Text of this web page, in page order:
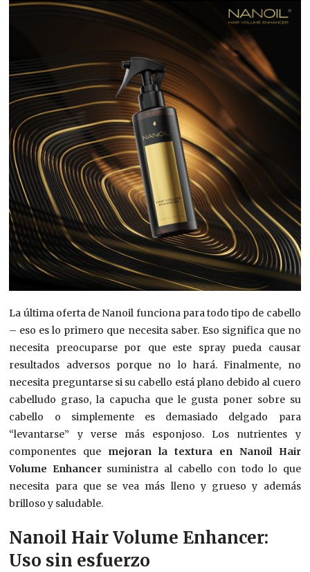
La última oferta de Nanoil funciona para todo tipo de cabello
– eso es lo primero que necesita saber. Eso significa que no
necesita preocuparse por que este spray pueda causar
resultados adversos porque no lo hará. Finalmente, no
necesita preguntarse si su cabello está plano debido al cuero
cabelludo graso, la capucha que le gusta poner sobre su
cabello o simplemente es demasiado delgado para
“levantarse” y verse más esponjoso. Los nutrientes y
componentes que mejoran la textura en Nanoil Hair
Volume Enhancersuministra al cabello con todo lo que
necesita para que se vea más lleno y grueso y además
brilloso y saludable.
Nanoil Hair Volume Enhancer:
Uso sin esfuerzo